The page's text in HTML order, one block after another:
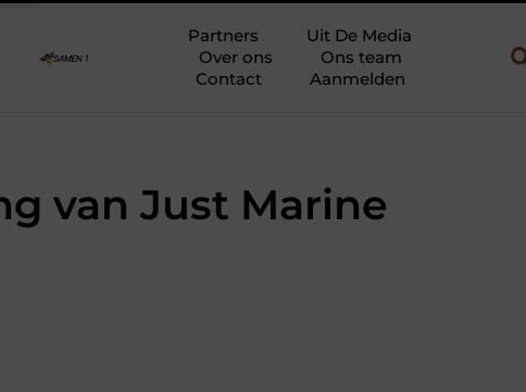
Partners
Uit De Media
Over ons
Ons team
Contact
Aanmelden
van Just Marine